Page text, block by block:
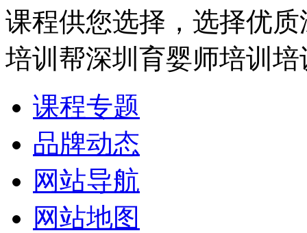
课程供您选择，选择优
培训帮深圳育婴师培训
课程专题
品牌动态
网站导航
网站地图